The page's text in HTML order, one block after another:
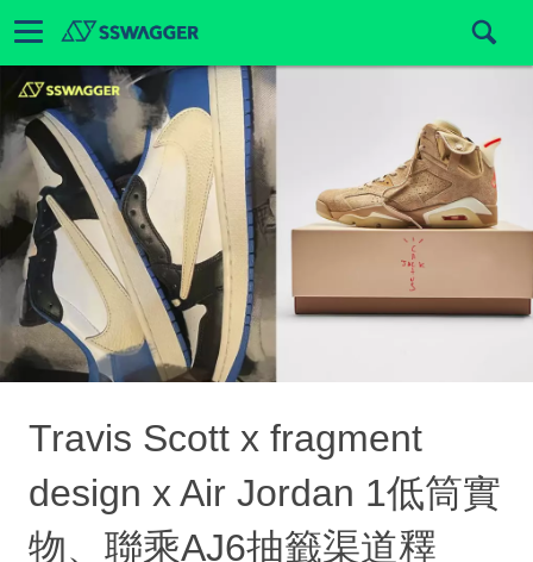
Travis Scott x fragment
design x Air Jordan 1低筒實
物、聯乘AJ6抽籤渠道釋